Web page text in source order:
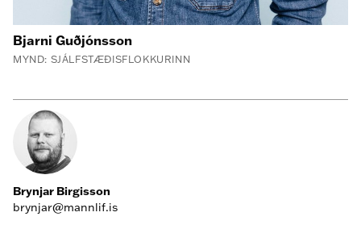
Bjarni Guðjónsson
MYND: SJÁLFSTÆÐISFLOKKURINN
Brynjar Birgisson
brynjar@mannlif.is